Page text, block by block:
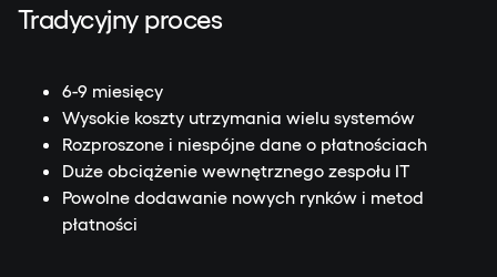
Tradycyjny proces
6-9 miesięcy
Wysokie koszty utrzymania wielu systemów
Rozproszone i niespójne dane o płatnościach
Duże obciążenie wewnętrznego zespołu IT
Powolne dodawanie nowych rynków i metod
płatności